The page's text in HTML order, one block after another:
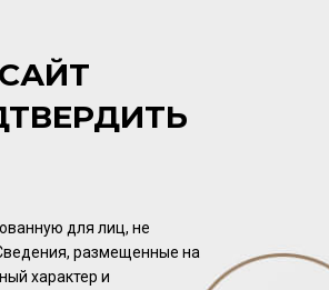
для лиц, не
размещенные на
характер и